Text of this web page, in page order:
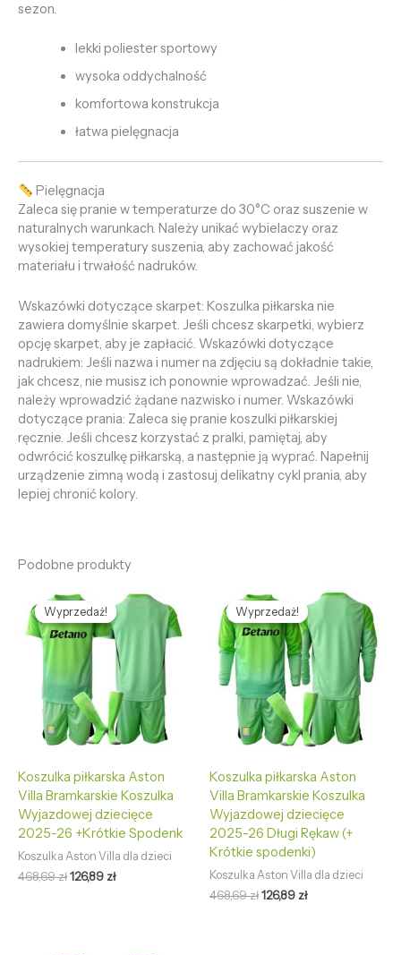
sezon.
lekki poliester sportowy
wysoka oddychalność
komfortowa konstrukcja
łatwa pielęgnacja
Pielęgnacja
Zaleca się pranie w temperaturze do 30°C oraz suszenie w
naturalnych warunkach. Należy unikać wybielaczy oraz
wysokiej temperatury suszenia, aby zachować jakość
materiału i trwałość nadruków.
Wskazówki dotyczące skarpet: Koszulka piłkarska nie
zawiera domyślnie skarpet. Jeśli chcesz skarpetki, wybierz
opcję skarpet, aby je zapłacić. Wskazówki dotyczące
nadrukiem: Jeśli nazwa i numer na zdjęciu są dokładnie takie,
jak chcesz, nie musisz ich ponownie wprowadzać. Jeśli nie,
należy wprowadzić żądane nazwisko i numer. Wskazówki
dotyczące prania: Zaleca się pranie koszulki piłkarskiej
ręcznie. Jeśli chcesz korzystać z pralki, pamiętaj, aby
odwrócić koszulkę piłkarską, a następnie ją wyprać. Napełnij
urządzenie zimną wodą i zastosuj delikatny cykl prania, aby
lepiej chronić kolory.
Podobne produkty
Wyprzedaż!
Wyprzedaż!
Koszulka piłkarska Aston
Villa Bramkarskie Koszulka
Wyjazdowej dziecięce
2025-26 +Krótkie Spodenk
Koszulka Aston Villa dla dzieci
468,69zł
cena
wynosiła:
468,69 zł.
126,89 zł
cena
wynosi:
126,89 zł.
Wyprzedaż!
Wyprzedaż!
Koszulka piłkarska Aston
Villa Bramkarskie Koszulka
Wyjazdowej dziecięce
2025-26 Długi Rękaw (+
Krótkie spodenki)
Koszulka Aston Villa dla dzieci
468,69zł
cena
wynosiła:
468,69 zł.
126,89 zł
Aktualna
cena
wynosi:
126,89 zł.